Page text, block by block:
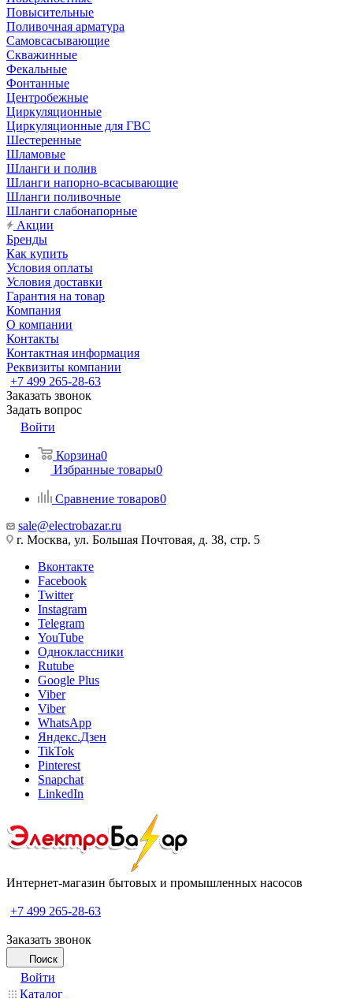
Повысительные
Поливочная арматура
Самовсасывающие
Скважинные
Фекальные
Фонтанные
Центробежные
Циркуляционные
Циркуляционные для ГВС
Шестеренные
Шламовые
Шланги и полив
Шланги напорно-всасывающие
Шланги поливочные
Шланги слабонапорные
Акции
Бренды
Как купить
Условия оплаты
Условия доставки
Гарантия на товар
Компания
О компании
Контакты
Контактная информация
Реквизиты компании
+7 499 265-28-63
Заказать звонок
Задать вопрос
Войти
Корзина0
Избранные товары0
Сравнение товаров0
sale@electrobazar.ru
г. Москва, ул. Большая Почтовая, д. 38, стр. 5
Вконтакте
Facebook
Twitter
Instagram
Telegram
YouTube
Одноклассники
Rutube
Google Plus
Viber
Viber
WhatsApp
Яндекс.Дзен
TikTok
Pinterest
Snapchat
LinkedIn
Интернет-магазин бытовых и промышленных насосов
+7 499 265-28-63
Заказать звонок
Поиск
Войти
Каталог